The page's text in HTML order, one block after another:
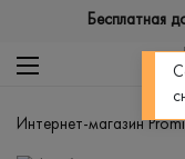
Бесплатная
Интернет-магазин